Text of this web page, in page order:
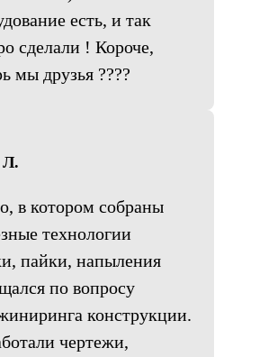
есть, и так
сделали ! Короче,
мы друзья ????
Л.
в котором собраны
технологии
пайки, напыления
по вопросу
конструкции.
чертежи,